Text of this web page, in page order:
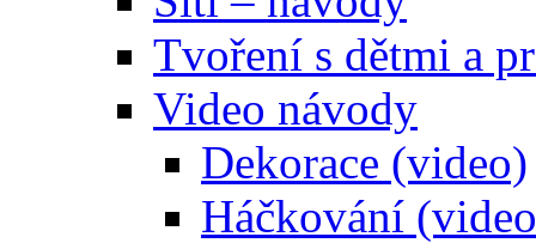
Tvoření s dětmi a
Video návody
Dekorace (video)
Háčkování